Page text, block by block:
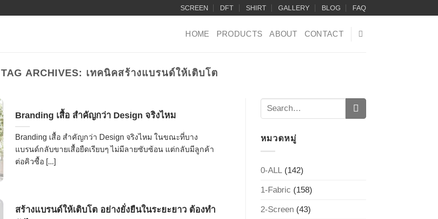
SCREEN DFT SHIRT GALLERY BLOG FAQ
HOME PRODUCTS ABOUT CONTACT
TAG ARCHIVES: เทคนิคสร้างแบรนด์ให้เติบโต
Branding เสื้อ สำคัญกว่า Design จริงไหม
Branding เสื้อ สำคัญกว่า Design จริงไหม ในขณะที่บาง
แบรนด์กลับขายเสื้อยืดเรียบๆ ไม่มีลายซับซ้อน แต่กลับมีลูกค้า
ต่อคิวซื้อ [...]
สร้างแบรนด์ให้เติบโต อย่างยั่งยืนในระยะยาว ต้องทำ
หมวดหมู่
0-ALL(142)
1-Fabric (158)
2-Screen(43)